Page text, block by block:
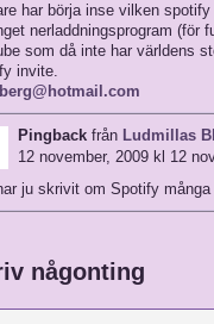
har börja inse vilken
nerladdningsprogram (för
som då inte har världens
invite.
Pingback från Ludmillas
12 november, 2009 kl 12
ju skrivit om Spotify
någonting